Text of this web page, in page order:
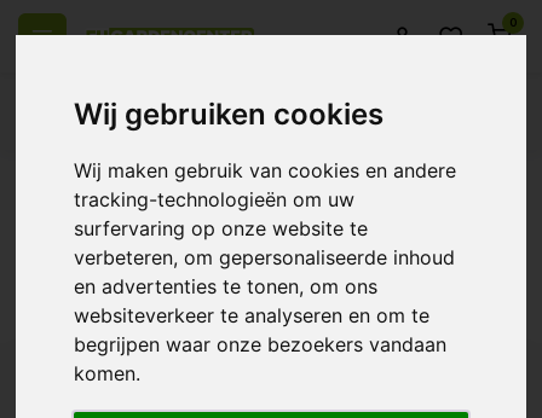
Wij gebruiken cookies
Wij maken gebruik van cookies en andere
tracking-technologieën om uw
surfervaring op onze website te
verbeteren, om gepersonaliseerde inhoud
en advertenties te tonen, om ons
websiteverkeer te analyseren en om te
begrijpen waar onze bezoekers vandaan
komen.
0
14 Dagen retourrecht Beste klantenservice
Terug
Producten getagd met HS-2 Portable CO2
Meter